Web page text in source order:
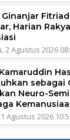
Ginanjar
Harian
2 Agustus 2026
sebagai
Neuro-
Agustus 2026